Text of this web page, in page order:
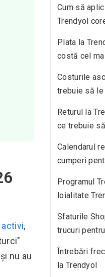
,
nu au
Cum să
Trendyol
Plata la
costă cel
Costurile
trebuie să
Returul la
ce trebuie
Calendarul
cumperi
Programul
loialitate
Sfaturile
trucuri
Întrebări
la Trendyol